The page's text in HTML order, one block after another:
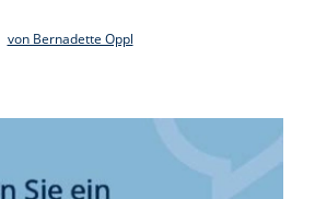
von Bernadette Oppl